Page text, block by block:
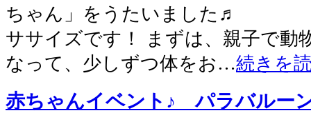
ちゃん」をうたいました♬ そ
ササイズです！ まずは、親子で動
なって、少しずつ体をお…続きを
赤ちゃんイベント♪ パラバルー